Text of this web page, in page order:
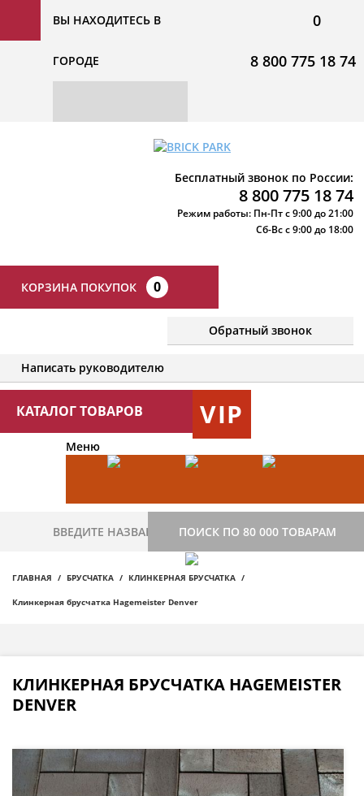
ВЫ НАХОДИТЕСЬ В
ГОРОДЕ
0
8 800 775 18 74
Бесплатный звонок по России:
8 800 775 18 74
Режим работы: Пн-Пт с 9:00 до 21:00
Сб-Вс с 9:00 до 18:00
КОРЗИНА ПОКУПОК 0
Обратный звонок
Написать руководителю
КАТАЛОГ ТОВАРОВ VIP
Меню
ПОИСК ПО 80 000 ТОВАРАМ
ГЛАВНАЯ БРУСЧАТКА КЛИНКЕРНАЯ БРУСЧАТКА
Клинкерная брусчатка Hagemeister Denver
КЛИНКЕРНАЯ БРУСЧАТКА HAGEMEISTER
DENVER